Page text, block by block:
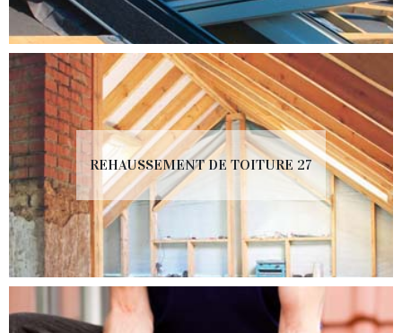
REHAUSSEMENT DE TOITURE 27